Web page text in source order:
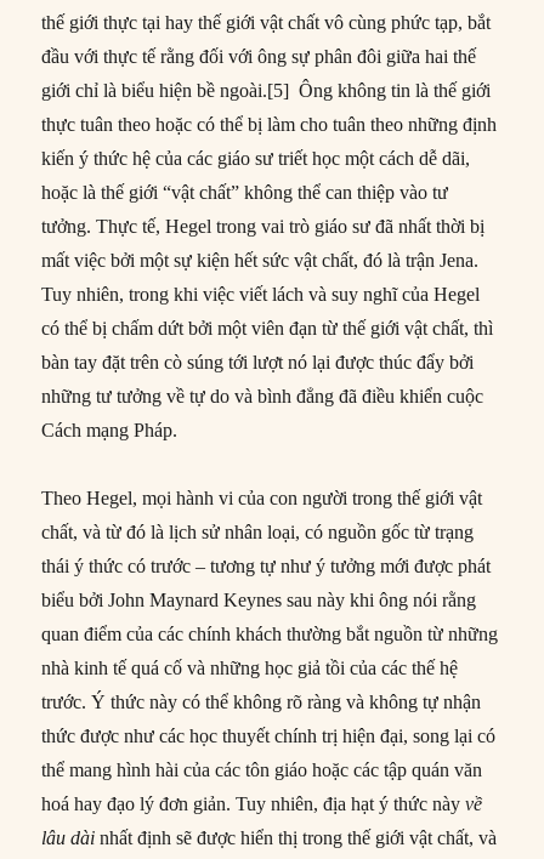
thế giới thực tại hay thế giới vật chất vô cùng phức tạp, bắt
đầu với thực tế rằng đối với ông sự phân đôi giữa hai thế
giới chỉ là biểu hiện bề ngoài.[5] Ông không tin là thế giới
thực tuân theo hoặc có thể bị làm cho tuân theo những định
kiến ý thức hệ của các giáo sư triết học một cách dễ dãi,
hoặc là thế giới “vật chất” không thể can thiệp vào tư
tưởng. Thực tế, Hegel trong vai trò giáo sư đã nhất thời bị
mất việc bởi một sự kiện hết sức vật chất, đó là trận Jena.
Tuy nhiên, trong khi việc viết lách và suy nghĩ của Hegel
có thể bị chấm dứt bởi một viên đạn từ thế giới vật chất, thì
bàn tay đặt trên cò súng tới lượt nó lại được thúc đẩy bởi
những tư tưởng về tự do và bình đẳng đã điều khiển cuộc
Cách mạng Pháp.
Theo Hegel, mọi hành vi của con người trong thế giới vật
chất, và từ đó là lịch sử nhân loại, có nguồn gốc từ trạng
thái ý thức có trước – tương tự như ý tưởng mới được phát
biểu bởi John Maynard Keynes sau này khi ông nói rằng
quan điểm của các chính khách thường bắt nguồn từ những
nhà kinh tế quá cố và những học giả tồi của các thế hệ
trước. Ý thức này có thể không rõ ràng và không tự nhận
thức được như các học thuyết chính trị hiện đại, song lại có
thể mang hình hài của các tôn giáo hoặc các tập quán văn
hoá hay đạo lý đơn giản. Tuy nhiên, địa hạt ý thức nàyvề
lâu dài nhất định sẽ được hiển thị trong thế giới vật chất, và